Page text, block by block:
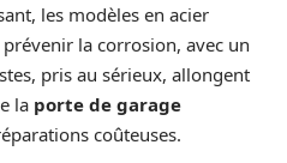
les modèles en acier
la corrosion, avec un
pris au sérieux, allongent
la porte de garage
coûteuses.